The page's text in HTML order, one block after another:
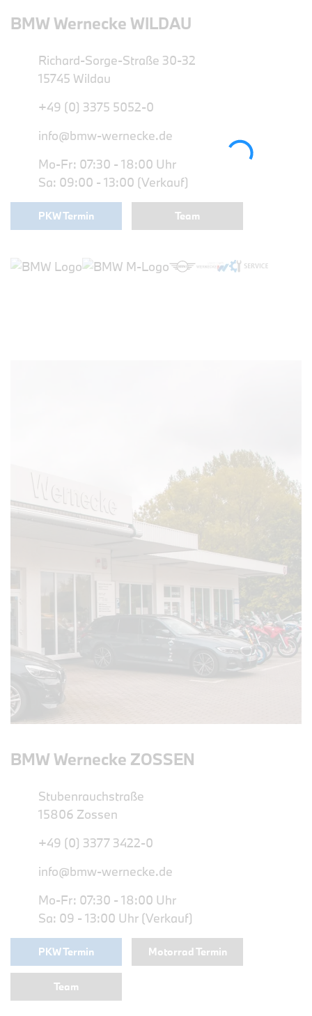
BMW Wernecke WILDAU
Richard-Sorge-Straße 30-32
15745 Wildau
+49 (0) 3375 5052-0
info@bmw-wernecke.de
Mo-Fr: 07:30 - 18:00 Uhr
Sa: 09:00 - 13:00 (Verkauf)
PKW Termin Team
BMW Wernecke ZOSSEN
Stubenrauchstraße
15806 Zossen
+49 (0) 3377 3422-0
info@bmw-wernecke.de
Mo-Fr: 07:30 - 18:00 Uhr
Sa: 09 - 13:00 Uhr (Verkauf)
PKW Termin Motorrad Termin
Team